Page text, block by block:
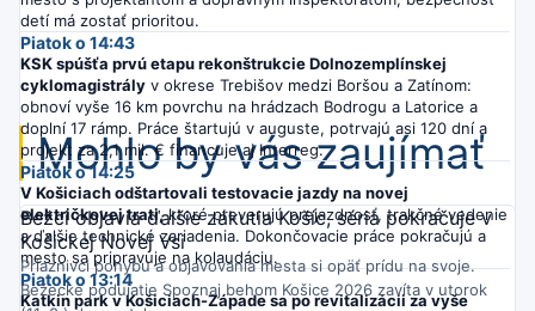
detí má zostať prioritou.
Piatok o 14:43
KSK spúšťa prvú etapu rekonštrukcie Dolnozemplínskej
cyklomagistrály v okrese Trebišov medzi Boršou a Zatínom:
obnoví vyše 16 km povrchu na hrádzach Bodrogu a Latorice a
doplní 17 rámp. Práce štartujú v auguste, potrvajú asi 120 dní a
projekt za 2,1 mil. € financuje aj Interreg.
Piatok o 14:25
V Košiciach odštartovali testovacie jazdy na novej
električkovej trati,ktoré preverujú prejazdnosť, trakčné vedenie
a ďalšie technické zariadenia. Dokončovacie práce pokračujú a
mesto sa pripravuje na kolaudáciu.
Piatok o 13:14
Katkin park v Košiciach-Západe sa po revitalizácii za vyše
Mohlo by vás zaujímať
Bežci objavia ďalšie zákutia Košíc, séria pokračuje v
Košickej Novej Vsi
Priaznivci pohybu a objavovania mesta si opäť prídu na svoje.
Bežecké podujatie Spoznaj behom Košice 2026 zavíta v utorok